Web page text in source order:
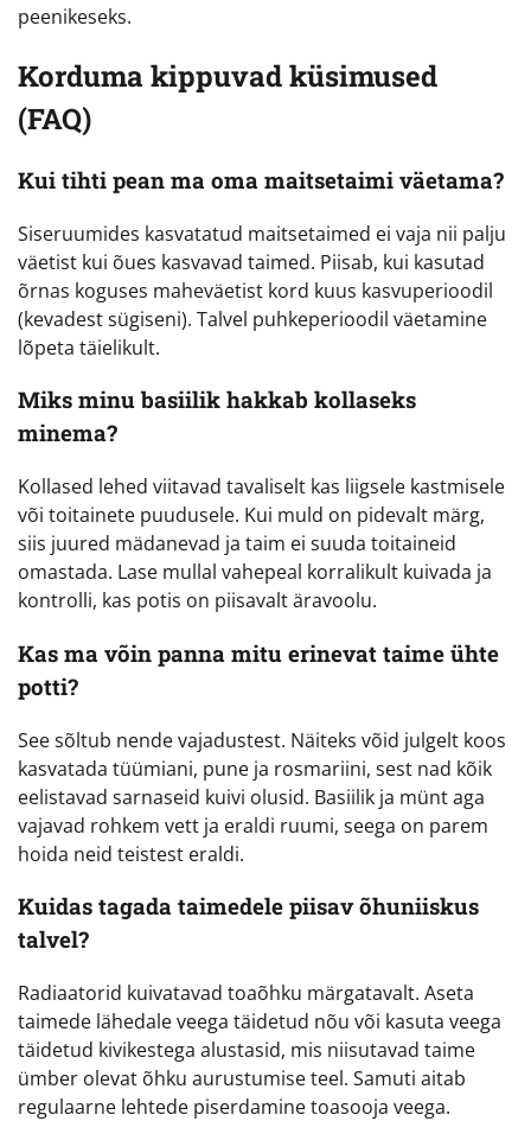
peenikeseks.
Korduma kippuvad küsimused
(FAQ)
Kui tihti pean ma oma maitsetaimi väetama?
Siseruumides kasvatatud maitsetaimed ei vaja nii palju
väetist kui õues kasvavad taimed. Piisab, kui kasutad
õrnas koguses maheväetist kord kuus kasvuperioodil
(kevadest sügiseni). Talvel puhkeperioodil väetamine
lõpeta täielikult.
Miks minu basiilik hakkab kollaseks
minema?
Kollased lehed viitavad tavaliselt kas liigsele kastmisele
või toitainete puudusele. Kui muld on pidevalt märg,
siis juured mädanevad ja taim ei suuda toitaineid
omastada. Lase mullal vahepeal korralikult kuivada ja
kontrolli, kas potis on piisavalt äravoolu.
Kas ma võin panna mitu erinevat taime ühte
potti?
See sõltub nende vajadustest. Näiteks võid julgelt koos
kasvatada tüümiani, pune ja rosmariini, sest nad kõik
eelistavad sarnaseid kuivi olusid. Basiilik ja münt aga
vajavad rohkem vett ja eraldi ruumi, seega on parem
hoida neid teistest eraldi.
Kuidas tagada taimedele piisav õhuniiskus
talvel?
Radiaatorid kuivatavad toaõhku märgatavalt. Aseta
taimede lähedale veega täidetud nõu või kasuta veega
täidetud kivikestega alustasid, mis niisutavad taime
ümber olevat õhku aurustumise teel. Samuti aitab
regulaarne lehtede piserdamine toasooja veega.